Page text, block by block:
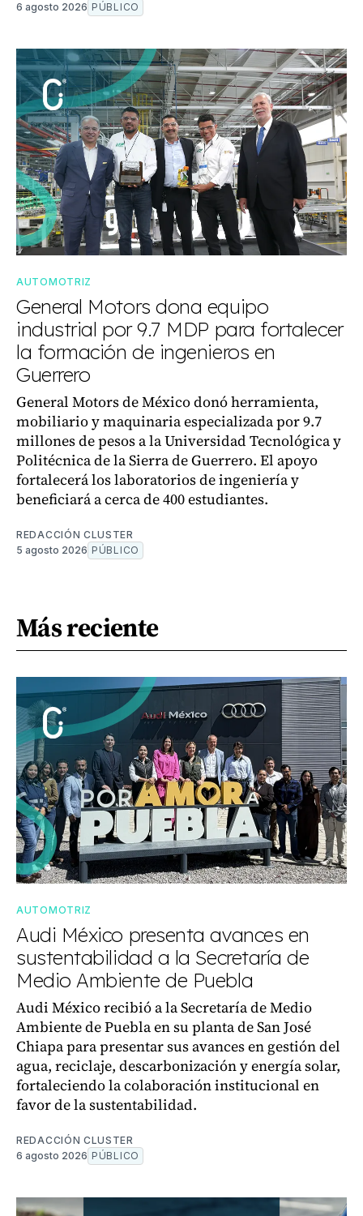
6 agosto 2026 PÚBLICO
AUTOMOTRIZ
General Motors dona equipo
industrial por 9.7 MDP para fortalecer
la formación de ingenieros en
Guerrero
General Motors de México donó herramienta,
mobiliario y maquinaria especializada por 9.7
millones de pesos a la Universidad Tecnológica y
Politécnica de la Sierra de Guerrero. El apoyo
fortalecerá los laboratorios de ingeniería y
beneficiará a cerca de 400 estudiantes.
REDACCIÓN CLUSTER
5 agosto 2026 PÚBLICO
Más reciente
AUTOMOTRIZ
Audi México presenta avances en
sustentabilidad a la Secretaría de
Medio Ambiente de Puebla
Audi México recibió a la Secretaría de Medio
Ambiente de Puebla en su planta de San José
Chiapa para presentar sus avances en gestión del
agua, reciclaje, descarbonización y energía solar,
fortaleciendo la colaboración institucional en
favor de la sustentabilidad.
REDACCIÓN CLUSTER
6 agosto 2026 PÚBLICO